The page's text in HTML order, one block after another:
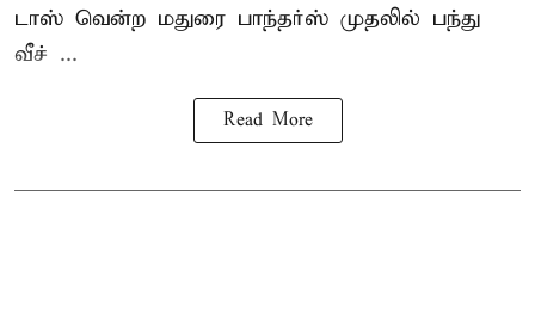
டாஸ் வென்ற மதுரை பாந்தர்ஸ் முதலில் பந்து
வீச் ...
Read More